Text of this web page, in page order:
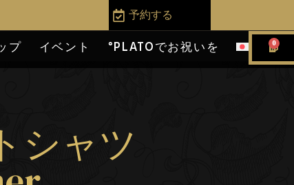
予約する
プ イベント °PLATOでお祝いを 0
シャツ